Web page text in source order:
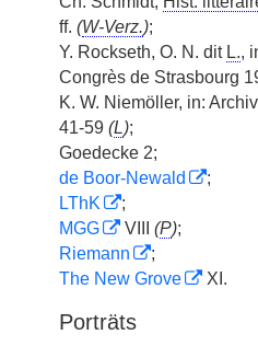
ff. (W-Verz.);
Y. Rockseth, O. N. dit L.,
Congrès de Strasbourg
K. W. Niemöller, in:
41-59 (L);
Goedecke 2;
de Boor-Newald
;
LThK
;
MGG
VIII (P);
Riemann
;
The New Grove
XI.
Porträts